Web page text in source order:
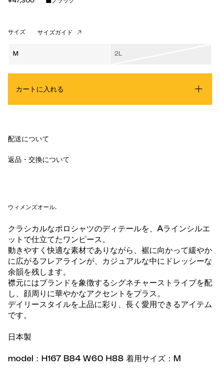
サイズ サイズガイド
M 2L
カートに入れる
配送について
返品・交換について
ウィメンズオール.
クラシカルなポロシャツのディテールを、Aラインシルエ
ットで仕立てたワンピース。
動きやすく快適な素材でありながら、裾に向かって緩やか
に広がるフレアラインが、カジュアルな中にドレッシーな
余韻を残します。
襟元にはブランドを象徴するシグネチャーストライプを配
し、顔周りに華やかなアクセントをプラス。
デイリースタイルを上品に彩り、長く愛用できるアイテム
です。
日本製
model：H167 B84 W60 H88 着用サイズ：M